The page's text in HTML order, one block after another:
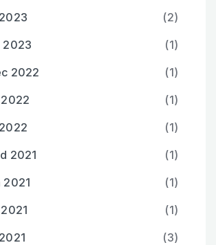
(2)
2023
(1)
2022
(1)
(1)
(1)
2021
(1)
2021
(1)
(1)
(3)